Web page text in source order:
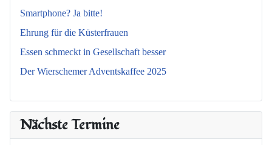
Smartphone? Ja bitte!
Ehrung für die Küsterfrauen
Essen schmeckt in Gesellschaft besser
Der Wierschemer Adventskaffee 2025
Nächste Termine